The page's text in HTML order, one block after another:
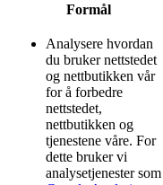
Formål
Analysere hvordan
du bruker nettstedet
og nettbutikken vår
for å forbedre
nettstedet,
nettbutikken og
tjenestene våre. For
dette bruker vi
analysetjenester som